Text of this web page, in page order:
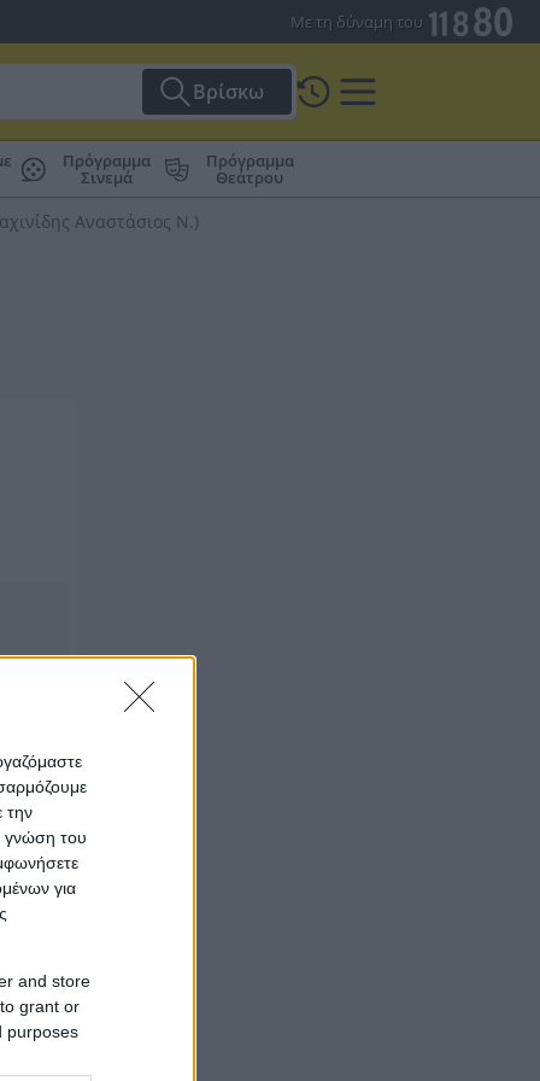
την
γνώση του
για
and store
grant or
purposes
Με τη δύναμη του
Βρίσκω
Πρόγραμμα
Σινεμά
Πρόγραμμα
Θεάτρου
Αναστάσιος Ν.)